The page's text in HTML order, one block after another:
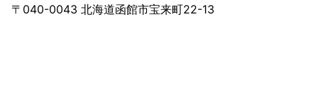
〒040-0043 北海道函館市宝来町22-13